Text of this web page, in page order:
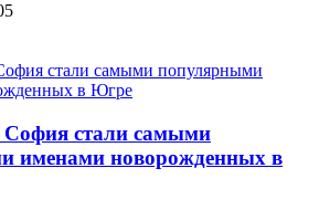
стали самыми
именами новорожденных в